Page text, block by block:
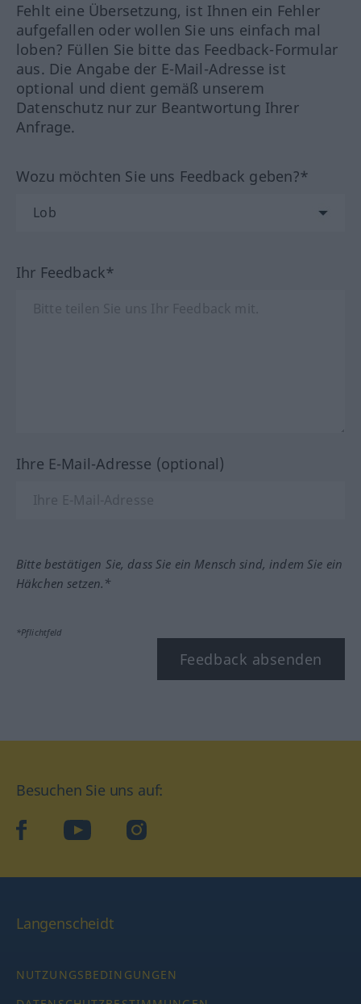
Fehlt eine Übersetzung, ist Ihnen ein Fehler
aufgefallen oder wollen Sie uns einfach mal
loben? Füllen Sie bitte das Feedback-Formular
aus. Die Angabe der E-Mail-Adresse ist
optional und dient gemäß unserem
Datenschutz nur zur Beantwortung Ihrer
Anfrage.
Wozu möchten Sie uns Feedback geben?*
Ihr Feedback*
Ihre E-Mail-Adresse (optional)
Bitte bestätigen Sie, dass Sie ein Mensch sind, indem Sie ein
Häkchen setzen.*
*Pflichtfeld
Feedback absenden
Besuchen Sie uns auf:
facebookYouTube Instagram
Langenscheidt
NUTZUNGSBEDINGUNGEN